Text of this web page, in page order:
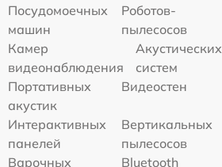
Посудомоечных
машин
Роботов-
пылесосов
Камер
видеонаблюдения
Акустических
систем
Портативных
акустик
Видеостен
Интерактивных
панелей
Вертикальных
пылесосов
Варочных
Bluetooth